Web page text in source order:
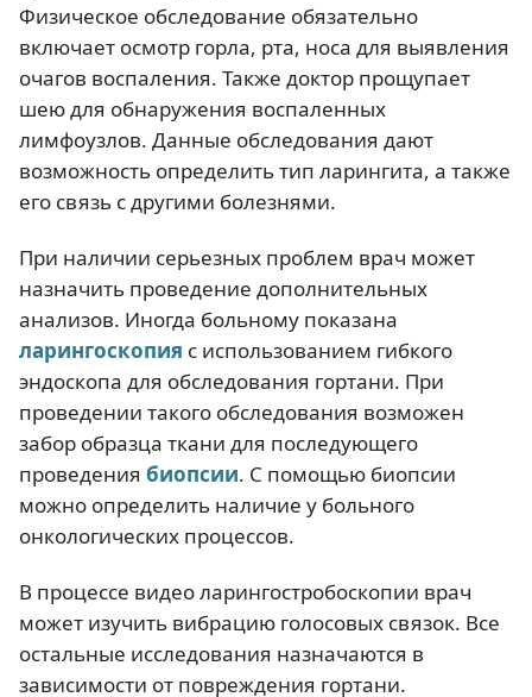
Физическое обследование обязательно
включает осмотр горла, рта, носа для выявления
очагов воспаления. Также доктор прощупает
шею для обнаружения воспаленных
лимфоузлов. Данные обследования дают
возможность определить тип ларингита, а также
его связь с другими болезнями.
При наличии серьезных проблем врач может
назначить проведение дополнительных
анализов. Иногда больному показана
ларингоскопия с использованием гибкого
эндоскопа для обследования гортани. При
проведении такого обследования возможен
забор образца ткани для последующего
проведения биопсии. С помощью биопсии
можно определить наличие у больного
онкологических процессов.
В процессе видео ларингостробоскопии врач
может изучить вибрацию голосовых связок. Все
остальные исследования назначаются в
зависимости от повреждения гортани.